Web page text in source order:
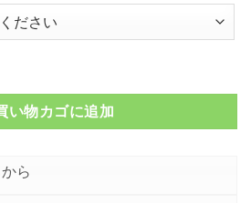
い物カゴに追加
ら